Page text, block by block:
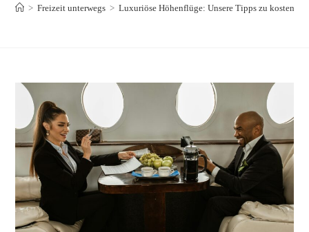
> Freizeit unterwegs > Luxuriöse Höhenflüge: Unsere Tipps zu